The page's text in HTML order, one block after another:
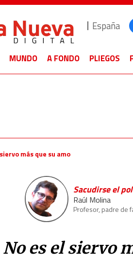
España
MUNDO A FONDO PLIEGOS
más que su amo
Sacudirse el
Raúl Molina
Profesor, padre de
No es el siervo